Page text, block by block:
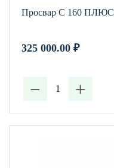
Просвар С 160 ПЛЮС
325 000.00 ₽
− +